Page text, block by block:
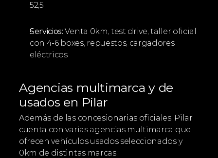
52,5
Servicios: Venta 0km, test drive, taller oficial
con 4-6 boxes, repuestos, cargadores
eléctricos
Agencias multimarca y de
usados en Pilar
Además de las concesionarias oficiales, Pilar
cuenta con varias agencias multimarca que
ofrecen vehículos usados seleccionados y
0km de distintas marcas: